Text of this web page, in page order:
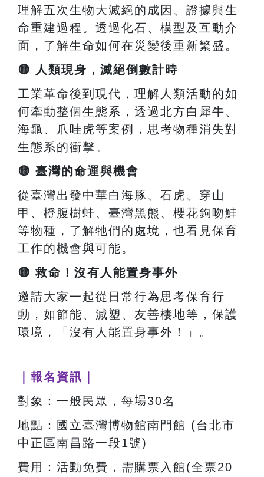
理解五次生物大滅絕的成因、證據與生
命重建過程。透過化石、模型及互動介
面，了解生命如何在災變後重新繁盛。
🟡 人類現身，滅絕倒數計時
工業革命後到現代，理解人類活動的如
何牽動整個生態系，透過北方白犀牛、
海龜、爪哇虎等案例，思考物種消失對
生態系的衝擊。
🟡 臺灣的命運與機會
從臺灣出發中華白海豚、石虎、穿山
甲、橙腹樹蛙、臺灣黑熊、櫻花鉤吻鮭
等物種，了解牠們的處境，也看見保育
工作的機會與可能。
🟡 救命！沒有人能置身事外
邀請大家一起從日常行為思考保育行
動，如節能、減塑、友善棲地等，保護
環境，「沒有人能置身事外！」。
｜報名資訊｜
對象：一般民眾，每場30名
地點：國立臺灣博物館南門館 (台北市
中正區南昌路一段1號)
費用：活動免費，需購票入館(全票20